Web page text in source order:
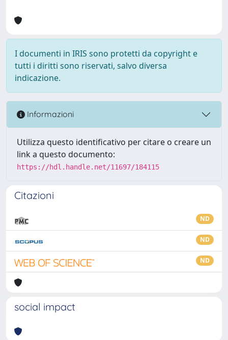
I documenti in IRIS sono protetti da copyright e
tutti i diritti sono riservati, salvo diversa
indicazione.
Informazioni
Utilizza questo identificativo per citare o creare un
link a questo documento:
https://hdl.handle.net/11697/184115
Citazioni
ND
ND
ND
social impact